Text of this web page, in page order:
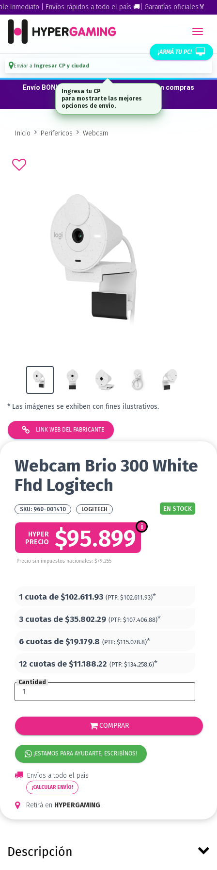
| Envíos rápidos a todo el país 🚚| Garantías oficiales🏅
¡ARMÁ TU PC!
Enviar a Ingresar CP y ciudad
Envío BONIFICADO a CABA · GBA ·La Plata en compras
desde $300.000*
Inicio Perifericos Webcam
* Las imágenes se exhiben con fines ilustrativos.
LINK WEB DEL FABRICANTE
Webcam Brio 300 White
Fhd Logitech
960-001410 EN STOCK
LOGITECH
$95.899
HYPER
PRECIO
Precio sin impuestos nacionales: $79.255
1 cuota de$102.611.93 (PTF: $102.611.93)*
3 cuotas de$35.802.29 (PTF: $107.406.88)*
6 cuotas de$19.179.8 (PTF: $115.078.8)*
12 cuotas de$11.188.22 (PTF: $134.258.6)*
Cantidad
COMPRAR
¡ESTAMOS PARA AYUDARTE, ESCRIBÍNOS!
Envíos a todo el país
¡CALCULAR ENVÍO!
Retirá en HYPERGAMING.
Descripción
Ingresa tu CP
para mostrarte las mejores
opciones de envío.